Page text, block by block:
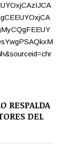
RESPALDA
DEL